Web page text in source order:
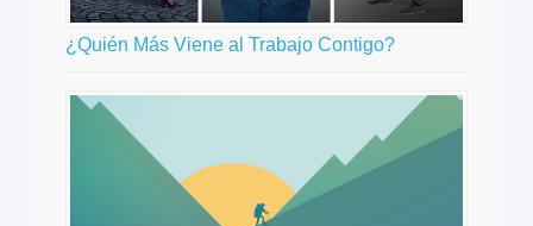
¿Quién Más Viene al Trabajo Contigo?